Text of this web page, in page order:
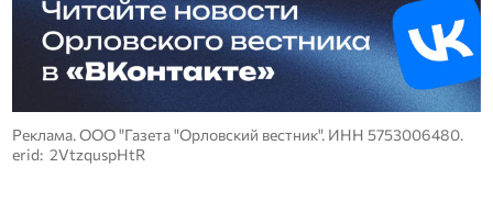
Реклама. ООО "Газета "Орловский вестник". ИНН 5753006480.
erid: 2VtzquspHtR